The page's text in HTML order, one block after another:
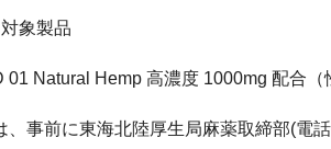
象製品
01 Natural Hemp 高濃度 1000mg 配合
、事前に東海北陸厚生局麻薬取締部(電